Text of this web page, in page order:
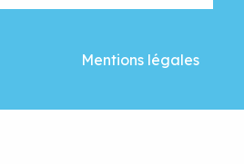
Mentions légales